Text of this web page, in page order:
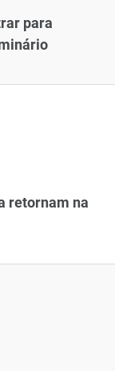
para
retornam na